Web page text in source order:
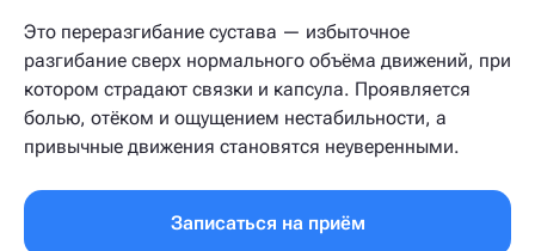
Это переразгибание сустава — избыточное
разгибание сверх нормального объёма движений, при
котором страдают связки и капсула. Проявляется
болью, отёком и ощущением нестабильности, а
привычные движения становятся неуверенными.
Записаться на приём